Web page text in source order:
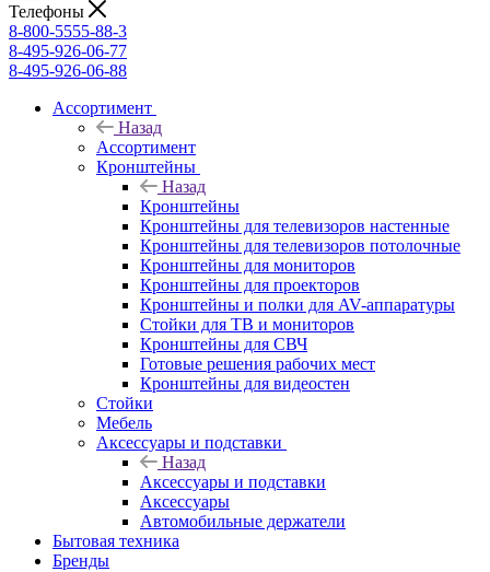
Телефоны
8-800-5555-88-3
8-495-926-06-77
8-495-926-06-88
Ассортимент
Назад
Ассортимент
Кронштейны
Назад
Кронштейны
Кронштейны для телевизоров настенные
Кронштейны для телевизоров потолочные
Кронштейны для мониторов
Кронштейны для проекторов
Кронштейны и полки для AV-аппаратуры
Стойки для ТВ и мониторов
Кронштейны для СВЧ
Готовые решения рабочих мест
Кронштейны для видеостен
Стойки
Мебель
Аксессуары и подставки
Назад
Аксессуары и подставки
Аксессуары
Автомобильные держатели
Бытовая техника
Бренды